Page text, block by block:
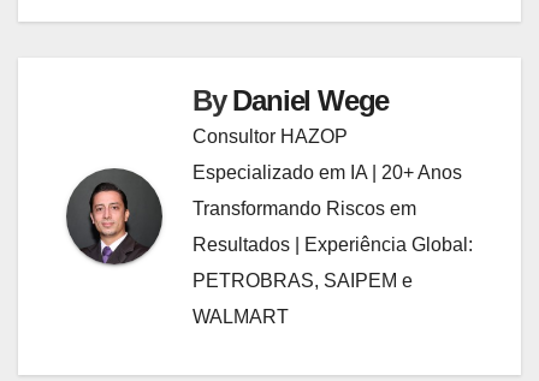
ByDaniel Wege
Consultor HAZOP
Especializado em IA | 20+ Anos
Transformando Riscos em
Resultados | Experiência Global:
PETROBRAS, SAIPEM e
WALMART